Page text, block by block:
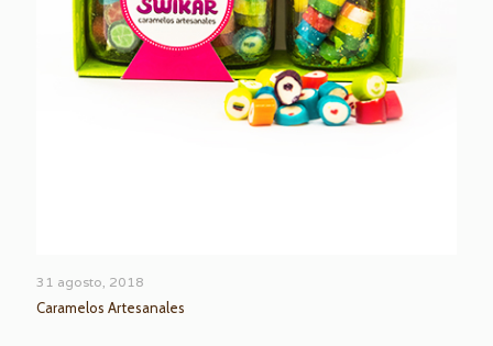
31 agosto, 2018
Caramelos Artesanales